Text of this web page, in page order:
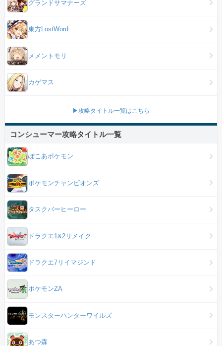
グランドサマナーズ
東方LostWord
メメントモリ
カゲマス
▶攻略タイトル一覧はこちら
コンシューマー攻略タイトル一覧
ぽこあポケモン
ポケモンチャンピオンズ
タスクバーヒーロー
ドラクエ1&2リメイク
ドラクエ7リイマジンド
ポケモンZA
モンスターハンターワイルズ
あつ森